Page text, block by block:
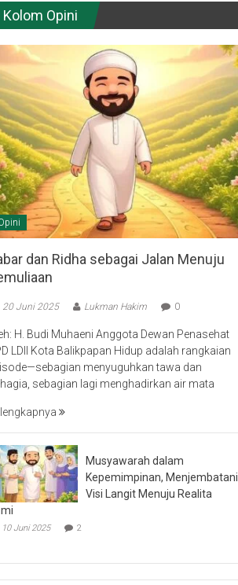
Kolom Opini
dan Ridha sebagai Jalan Menuju
20 Juni 2025 Lukman Hakim 0
H. Budi Muhaeni Anggota Dewan Penasehat
LDII Kota Balikpapan Hidup adalah rangkaian
menyuguhkan tawa dan
sebagian lagi menghadirkan air mata
Musyawarah dalam
Kepemimpinan, Menjembatani
Visi Langit Menuju Realita
10 Juni 2025 2